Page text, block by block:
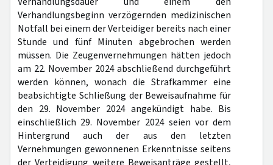
Verhandlungsbeginn verzögernden medizinischen
Notfall bei einem der Verteidiger bereits nach einer
Stunde und fünf Minuten abgebrochen werden
müssen. Die Zeugenvernehmungen hätten jedoch
am 22. November 2024 abschließend durchgeführt
werden können, wonach die Strafkammer eine
beabsichtigte Schließung der Beweisaufnahme für
den 29. November 2024 angekündigt habe. Bis
einschließlich 29. November 2024 seien vor dem
Hintergrund auch der aus den letzten
Vernehmungen gewonnenen Erkenntnisse seitens